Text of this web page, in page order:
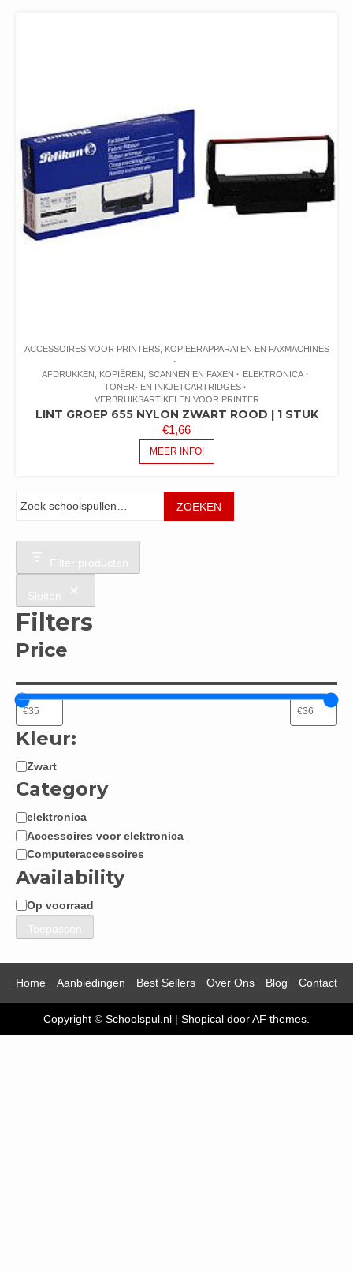
ACCESSOIRES VOOR PRINTERS, KOPIEERAPPARATEN EN FAXMACHINES
AFDRUKKEN, KOPIËREN, SCANNEN EN FAXEN
ELEKTRONICA
TONER- EN INKJETCARTRIDGES
VERBRUIKSARTIKELEN VOOR PRINTER
LINT GROEP 655 NYLON ZWART ROOD | 1 STUK
€1,66
MEER INFO!
ZOEKEN
Filter producten
Sluiten
Filters
Price
Kleur:
Kleur:
Zwart
Category
Categorie
elektronica
Accessoires voor elektronica
Computeraccessoires
Availability
Beschikbaarheid
Op voorraad
Toepassen
Home Aanbiedingen Best Sellers Over Ons Blog Contact
Copyright © Schoolspul.nl | Shopical door AF themes.